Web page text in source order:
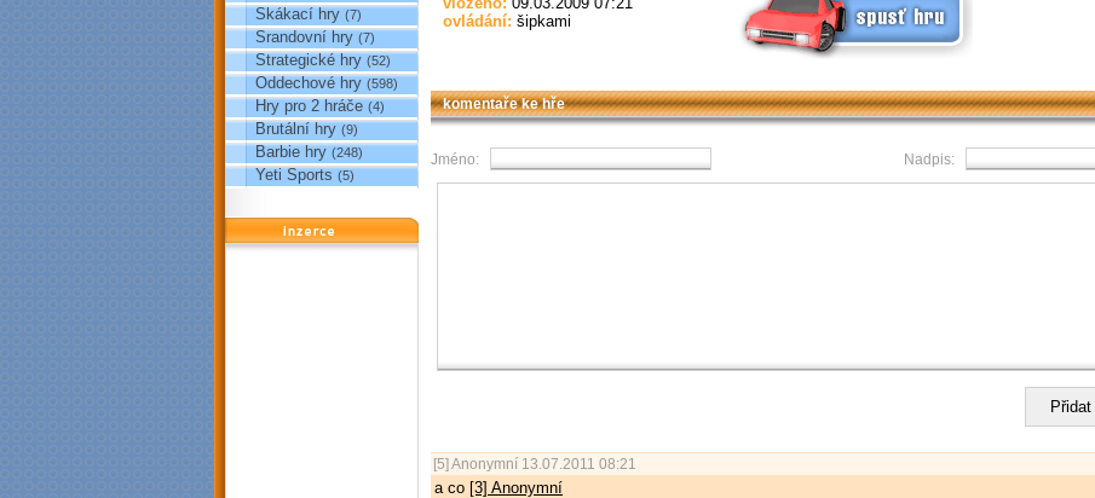
Skákací hry (7)
Srandovní hry (7)
Strategické hry (52)
Oddechové hry (598)
Hry pro 2 hráče (4)
Brutální hry (9)
Barbie hry (248)
Yeti Sports (5)
reklama
ovládání: šipkami
komentaře ke hře
Jméno: Nadpis:
[5]Anonymní 13.07.2011 08:21
a co [3] Anonymní